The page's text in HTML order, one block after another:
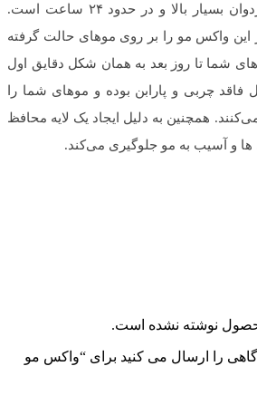
ماندگاری واکس موهای ردوان بسیار بالا و در حدود ۲۴ ساعت است.
واکس مو را بر روی موهای حالت گرفته
شما تا روز بعد به همان شکل دقایق اول
فاقد چربی و پارابن بوده و موهای شما را
همچنین به دلیل ایجاد یک لایه محافظ
ها و آسیب به مو جلوگیری می‌کند.
نوشته نشده است.
را ارسال می کنید برای “واکس مو